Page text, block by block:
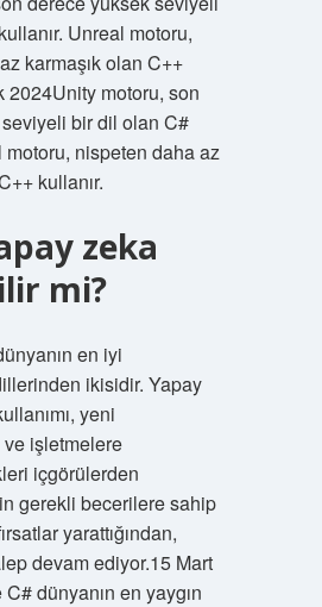
Unreal motoru,
karmaşık olan C++
2024Unity motoru, son
bir dil olan C#
motoru, nispeten daha az
kullanır.
zeka
mi?
en iyi
ikisidir. Yapay
yeni
işletmelere
içgörülerden
gerekli becerilere sahip
yarattığından,
devam ediyor.15 Mart
dünyanın en yaygın